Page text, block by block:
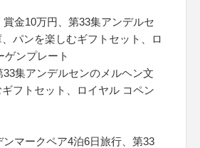
金10万円、第33集アンデルセ
パンを楽しむギフトセット、ロ
ゲンプレート
集アンデルセンのメルヘン文
フトセット、ロイヤル コペン
マークペア4泊6日旅行、第33